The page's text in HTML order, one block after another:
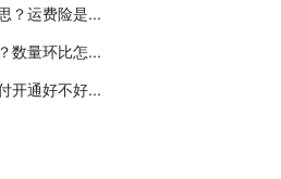
？运费险是...
数量环比怎...
开通好不好...